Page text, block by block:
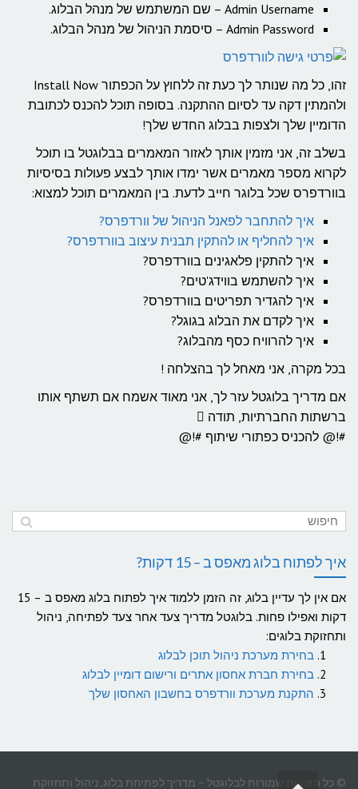
Admin Username – שם המשתמש של מנהל הבלוג.
Admin Password – סיסמת הניהול של מנהל הבלוג.
זהו, כל מה שנותר לך כעת זה ללחוץ על הכפתור Install Now
ולהמתין דקה עד לסיום ההתקנה. בסופה תוכל להכנס לכתובת
הדומיין שלך ולצפות בבלוג החדש שלך!
בשלב זה, אני מזמין אותך לאזור המאמרים בבלוגטל בו תוכל
לקרוא מספר מאמרים אשר ימדו אותך לבצע פעולות בסיסיות
בוורדפרס שכל בלוגר חייב לדעת. בין המאמרים תוכל למצוא:
איך להתחבר לפאנל הניהול של וורדפרס?
איך להחליף או להתקין תבנית עיצוב בוורדפרס?
איך להתקין פלאגינים בוורדפרס?
איך להשתמש בווידג'טים?
איך להגדיר תפריטים בוורדפרס?
איך לקדם את הבלוג בגוגל?
איך להרוויח כסף מהבלוג?
בכל מקרה, אני מאחל לך בהצלחה !
אם מדריך בלוגטל עזר לך, אני מאוד אשמח אם תשתף אותו
ברשתות החברתיות, תודה 
#!@ להכניס כפתורי שיתוף #!@
איך לפתוח בלוג מאפס ב – 15 דקות?
אם אין לך עדיין בלוג, זה הזמן ללמוד איך לפתוח בלוג מאפס ב – 15
דקות ואפילו פחות. בלוגטל מדריך צעד אחר צעד לפתיחה, ניהול
ותחזוקת בלוגים:
בחירת מערכת ניהול תוכן לבלוג
בחירת חברת אחסון אתרים ורישום דומיין לבלוג
התקנת מערכת וורדפרס בחשבון האחסון שלך
© כל הזכויות שמורות לבלוגטל – מדריך לפתיחת בלוג, ניהול ותחזוקת